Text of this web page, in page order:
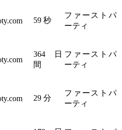
59 秒
ファーストパ
ーティ
364 日
間
ファーストパ
ーティ
29 分
ファーストパ
ーティ